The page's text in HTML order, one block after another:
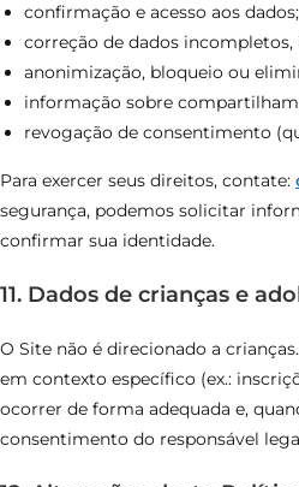
confirmação e acesso aos dados;
correção de dados incompletos,
anonimização, bloqueio ou
informação sobre
revogação de consentimento
Para exercer seus direitos, contate:
segurança, podemos solicitar
confirmar sua identidade.
11. Dados de crianças e
O Site não é direcionado a
em contexto específico (ex.:
ocorrer de forma adequada e,
consentimento do responsável